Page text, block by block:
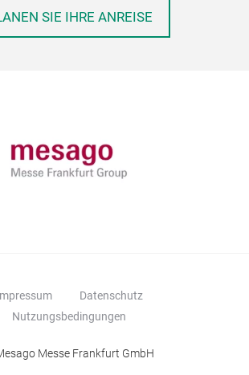
SIE IHRE ANREISE
Datenschutz
Nutzungsbedingungen
Messe Frankfurt GmbH